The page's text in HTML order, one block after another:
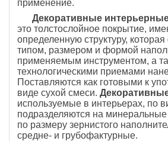
применение.
Декоративные
это толстослойное покрытие,
определенную структуру,
типом, размером и формой
применяемым инструментом, а
технологическими приемами
Поставляются как готовыми к
виде сухой смеси.
используемые в интерьерах, по
подразделяются на
по размеру зернистого
средне- и грубофактурные.